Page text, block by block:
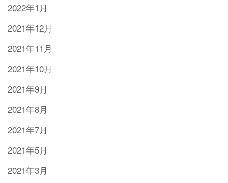
2022年1月
2021年12月
2021年11月
2021年10月
2021年9月
2021年8月
2021年7月
2021年5月
2021年3月